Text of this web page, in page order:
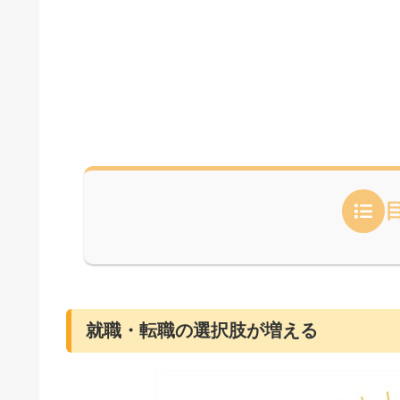
就職・転職の選択肢が増える